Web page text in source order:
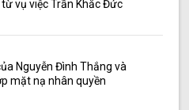
vụ việc Trần Khắc Đức
Nguyễn Đình Thắng và
mặt nạ nhân quyền